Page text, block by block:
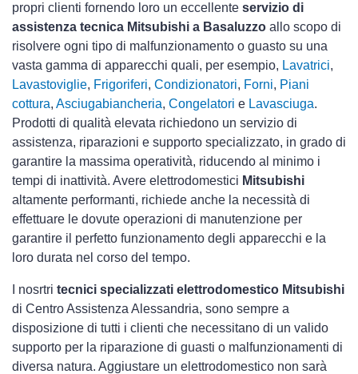
propri clienti fornendo loro un eccellente servizio di
assistenza tecnica Mitsubishi a Basaluzzo allo scopo di
risolvere ogni tipo di malfunzionamento o guasto su una
vasta gamma di apparecchi quali, per esempio, Lavatrici,
Lavastoviglie, Frigoriferi, Condizionatori, Forni, Piani
cottura, Asciugabiancheria, Congelatori e Lavasciuga.
Prodotti di qualità elevata richiedono un servizio di
assistenza, riparazioni e supporto specializzato, in grado di
garantire la massima operatività, riducendo al minimo i
tempi di inattività. Avere elettrodomestici Mitsubishi
altamente performanti, richiede anche la necessità di
effettuare le dovute operazioni di manutenzione per
garantire il perfetto funzionamento degli apparecchi e la
loro durata nel corso del tempo.
I nosrtri tecnici specializzati elettrodomestico Mitsubishi
di Centro Assistenza Alessandria, sono sempre a
disposizione di tutti i clienti che necessitano di un valido
supporto per la riparazione di guasti o malfunzionamenti di
diversa natura. Aggiustare un elettrodomestico non sarà